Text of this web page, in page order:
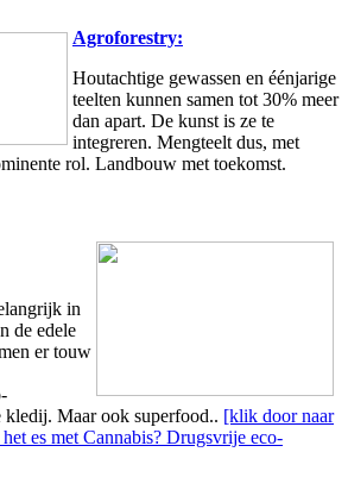
Agroforestry:
Houtachtige gewassen en éénjarige
teelten kunnen samen tot 30% meer
dan apart. De kunst is ze te
integreren. Mengteelt dus, met
rol. Landbouw met toekomst.
in
de edele
er touw
Maar ook superfood.. [klik door naar
es met Cannabis? Drugsvrije eco-